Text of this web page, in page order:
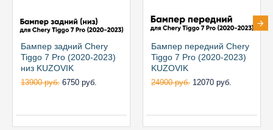
Бампер задний Chery
Tiggo 7 Pro (2020-2023)
низ KUZOVIK
13900 руб. 6750 руб.
Бампер передний Chery
Tiggo 7 Pro (2020-2023)
KUZOVIK
24900 руб. 12070 руб.